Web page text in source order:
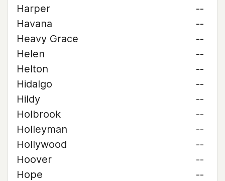
Harper
--
Havana
--
Heavy Grace
--
Helen
--
Helton
--
Hidalgo
--
Hildy
--
Holbrook
--
Holleyman
--
Hollywood
--
Hoover
--
Hope
--